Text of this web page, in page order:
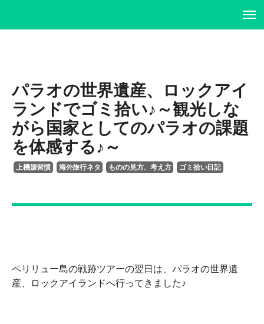
書籍・DVD
イベント・講演情報
履歴書
書籍・DVD
パラオの世界遺産、ロックアイ
ランドでゴミ拾い♪～観光しな
がら国家としてのパラオの課題
を体感する♪～
上機嫌習慣 海外旅行ネタ ものの見方、考え方 ゴミ拾い日記
ペリリュー島の戦跡ツアーの翌日は、パラオの世界遺
産、ロックアイランドへ行ってきました♪